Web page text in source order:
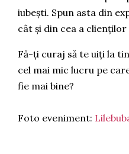
iubești. Spun asta din
cât și din cea a clienților
Fă-ți curaj să te uiți la
cel mai mic lucru pe
fie mai bine?
Foto eveniment: